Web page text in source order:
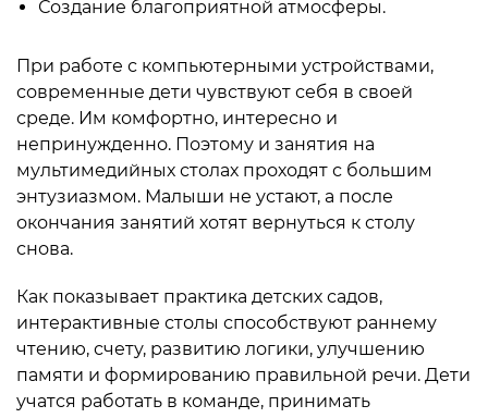
Создание благоприятной атмосферы.
При работе с компьютерными устройствами,
современные дети чувствуют себя в своей
среде. Им комфортно, интересно и
непринужденно. Поэтому и занятия на
мультимедийных столах проходят с большим
энтузиазмом. Малыши не устают, а после
окончания занятий хотят вернуться к столу
снова.
Как показывает практика детских садов,
интерактивные столы способствуют раннему
чтению, счету, развитию логики, улучшению
памяти и формированию правильной речи. Дети
учатся работать в команде, принимать